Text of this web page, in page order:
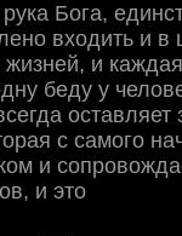
Бога,
входить и в
и
беду у
с самого
и
и это